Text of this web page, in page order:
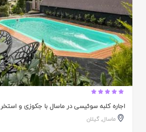
اجاره کلبه سوئیسی در ماسال با جکوزی و استخر
ماسال,گیلان